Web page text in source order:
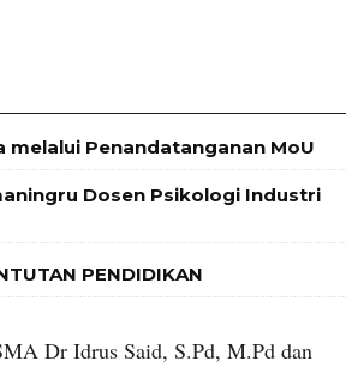
melalui Penandatanganan MoU
Dosen Psikologi Industri
PENDIDIKAN
Dr Idrus Said, S.Pd, M.Pd dan